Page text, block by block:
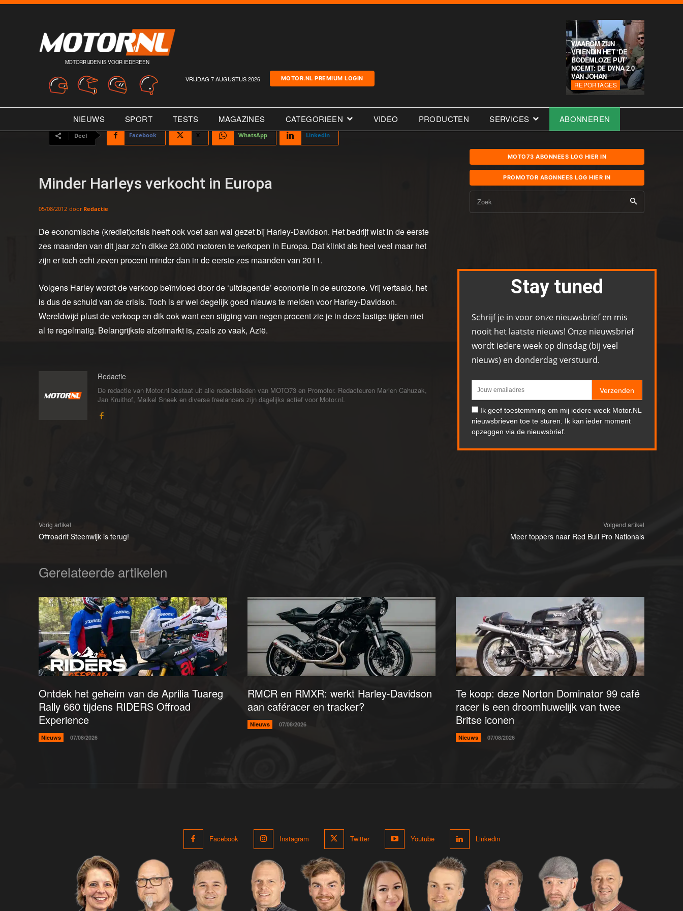
MOTORRIJDEN IS VOOR IEDEREEN
VRIJDAG 7 AUGUSTUS 2026 MOTOR.NL PREMIUM LOGIN
WAAROM ZIJN
VRIENDIN HET ‘DE
BODEMLOZE PUT’
NOEMT: DE DYNA 2.0
VAN JOHAN
REPORTAGES
NIEUWS SPORT TESTS MAGAZINES CATEGORIEEN VIDEO PRODUCTEN SERVICES ABONNEREN
Deel Facebook X WhatsApp Linkedin
Minder Harleys verkocht in Europa
05/08/2012 door Redactie
De economische (krediet)crisis heeft ook voet aan wal gezet bij Harley-Davidson. Het bedrijf wist in de eerste
zes maanden van dit jaar zo’n dikke 23.000 motoren te verkopen in Europa. Dat klinkt als heel veel maar het
zijn er toch echt zeven procent minder dan in de eerste zes maanden van 2011.
Volgens Harley wordt de verkoop beïnvloed door de ‘uitdagende’ economie in de eurozone. Vrij vertaald, het
is dus de schuld van de crisis. Toch is er wel degelijk goed nieuws te melden voor Harley-Davidson.
Wereldwijd plust de verkoop en dik ook want een stijging van negen procent zie je in deze lastige tijden niet
al te regelmatig. Belangrijkste afzetmarkt is, zoals zo vaak, Azië.
Redactie
De redactie van Motor.nl bestaat uit alle redactieleden van MOTO73 en Promotor. Redacteuren Marien Cahuzak,
Jan Kruithof, Maikel Sneek en diverse freelancers zijn dagelijks actief voor Motor.nl.
MOTO73 ABONNEES LOG HIER IN
PROMOTOR ABONNEES LOG HIER IN
Zoek
Stay tuned
Schrijf je in voor onze nieuwsbrief en mis
nooit het laatste nieuws! Onze nieuwsbrief
wordt iedere week op dinsdag (bij veel
nieuws) en donderdag verstuurd.
Verzenden
Ik geef toestemming om mij iedere week Motor.NL
nieuwsbrieven toe te sturen. Ik kan ieder moment
opzeggen via de nieuwsbrief.
Vorig artikel
Offroadrit Steenwijk is terug!
Volgend artikel
Meer toppers naar Red Bull Pro Nationals
Gerelateerde artikelen
Ontdek het geheim van de Aprilia Tuareg
Rally 660 tijdens RIDERS Offroad
Experience
Nieuws 07/08/2026
RMCR en RMXR: werkt Harley-Davidson
aan caféracer en tracker?
Nieuws 07/08/2026
Te koop: deze Norton Dominator 99 café
racer is een droomhuwelijk van twee
Britse iconen
Nieuws 07/08/2026
Facebook Instagram Twitter Youtube Linkedin